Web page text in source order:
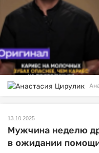
13.10.2025
Мужчина неделю
в ожидании